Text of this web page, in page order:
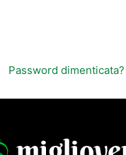
Password dimenticata?